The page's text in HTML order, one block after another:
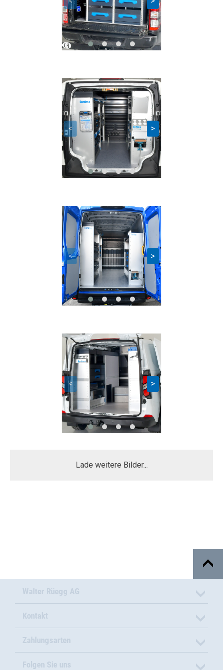
< >
< >
< >
Lade weitere Bilder...
Walter Rüegg AG
Kontakt
Zahlungsarten
Folgen Sie uns